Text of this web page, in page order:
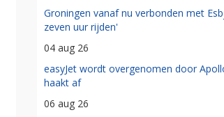
Groningen vanaf nu verbonden met
zeven uur rijden'
04 aug 26
easyJet wordt overgenomen door
haakt af
06 aug 26